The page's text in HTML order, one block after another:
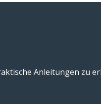
Anleitungen zu